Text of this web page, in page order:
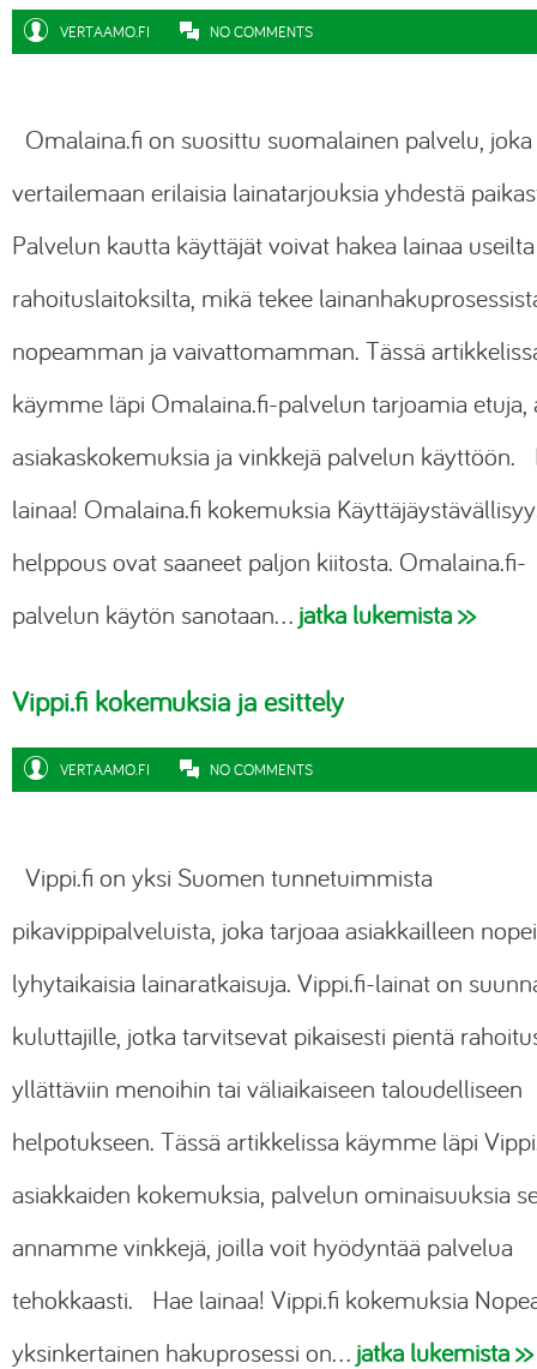
VERTAAMO.FI NO COMMENTS
Omalaina.fi on suosittu suomalainen palvelu,
vertailemaan erilaisia lainatarjouksia yhdestä
Palvelun kautta käyttäjät voivat hakea lainaa useilta
rahoituslaitoksilta, mikä tekee
nopeamman ja vaivattomamman. Tässä
käymme läpi Omalaina.fi-palvelun tarjoamia etuja,
asiakaskokemuksia ja vinkkejä palvelun käyttöön.
lainaa! Omalaina.fi kokemuksia
helppous ovat saaneet paljon kiitosta. Omalaina.fi-
palvelun käytön sanotaan… jatka lukemista >>
Vippi.fi kokemuksia ja esittely
VERTAAMO.FI NO COMMENTS
Vippi.fi on yksi Suomen tunnetuimmista
pikavippipalveluista, joka tarjoaa asiakkailleen
lyhytaikaisia lainaratkaisuja. Vippi.fi-lainat on
kuluttajille, jotka tarvitsevat pikaisesti pientä
yllättäviin menoihin tai väliaikaiseen taloudelliseen
helpotukseen. Tässä artikkelissa käymme läpi
asiakkaiden kokemuksia, palvelun ominaisuuksia
annamme vinkkejä, joilla voit hyödyntää palvelua
tehokkaasti. Hae lainaa! Vippi.fi kokemuksia
yksinkertainen hakuprosessi on… jatka lukemista >>